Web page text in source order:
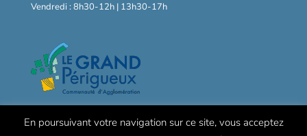
Vendredi : 8h30-12h | 13h30-17h
En poursuivant votre navigation sur ce site, vous acceptez